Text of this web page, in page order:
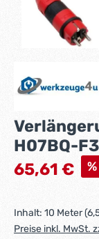
H07BQ-
Verkaufspreis:
65,61 € %
Inhalt: 10 Meter
Preise inkl. MwSt.